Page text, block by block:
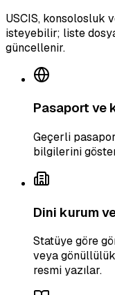
USCIS, konsolosluk
isteyebilir; liste
güncellenir.
Pasaport ve
Geçerli
bilgilerini
Dini kurum
Statüye göre
veya
resmi yazılar.